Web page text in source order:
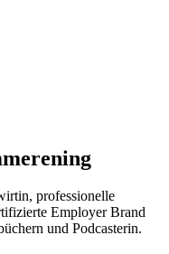
professionelle
Employer Brand
und Podcasterin.